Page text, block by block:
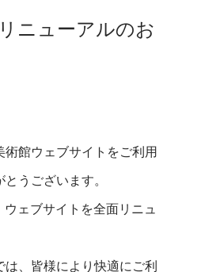
ニューアルのお
術館ウェブサイトをご利用
うございます。
ェブサイトを全面リニュ
、皆様により快適にご利